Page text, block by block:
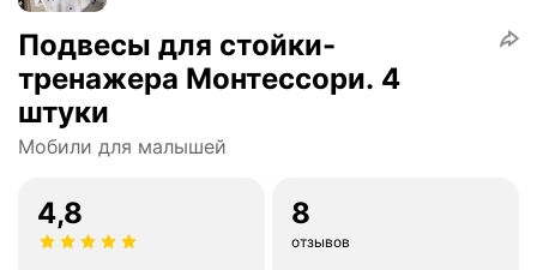
Подвесы для стойки-
тренажера Монтессори. 4
штуки
Мобили для малышей
4,8 8
отзывов